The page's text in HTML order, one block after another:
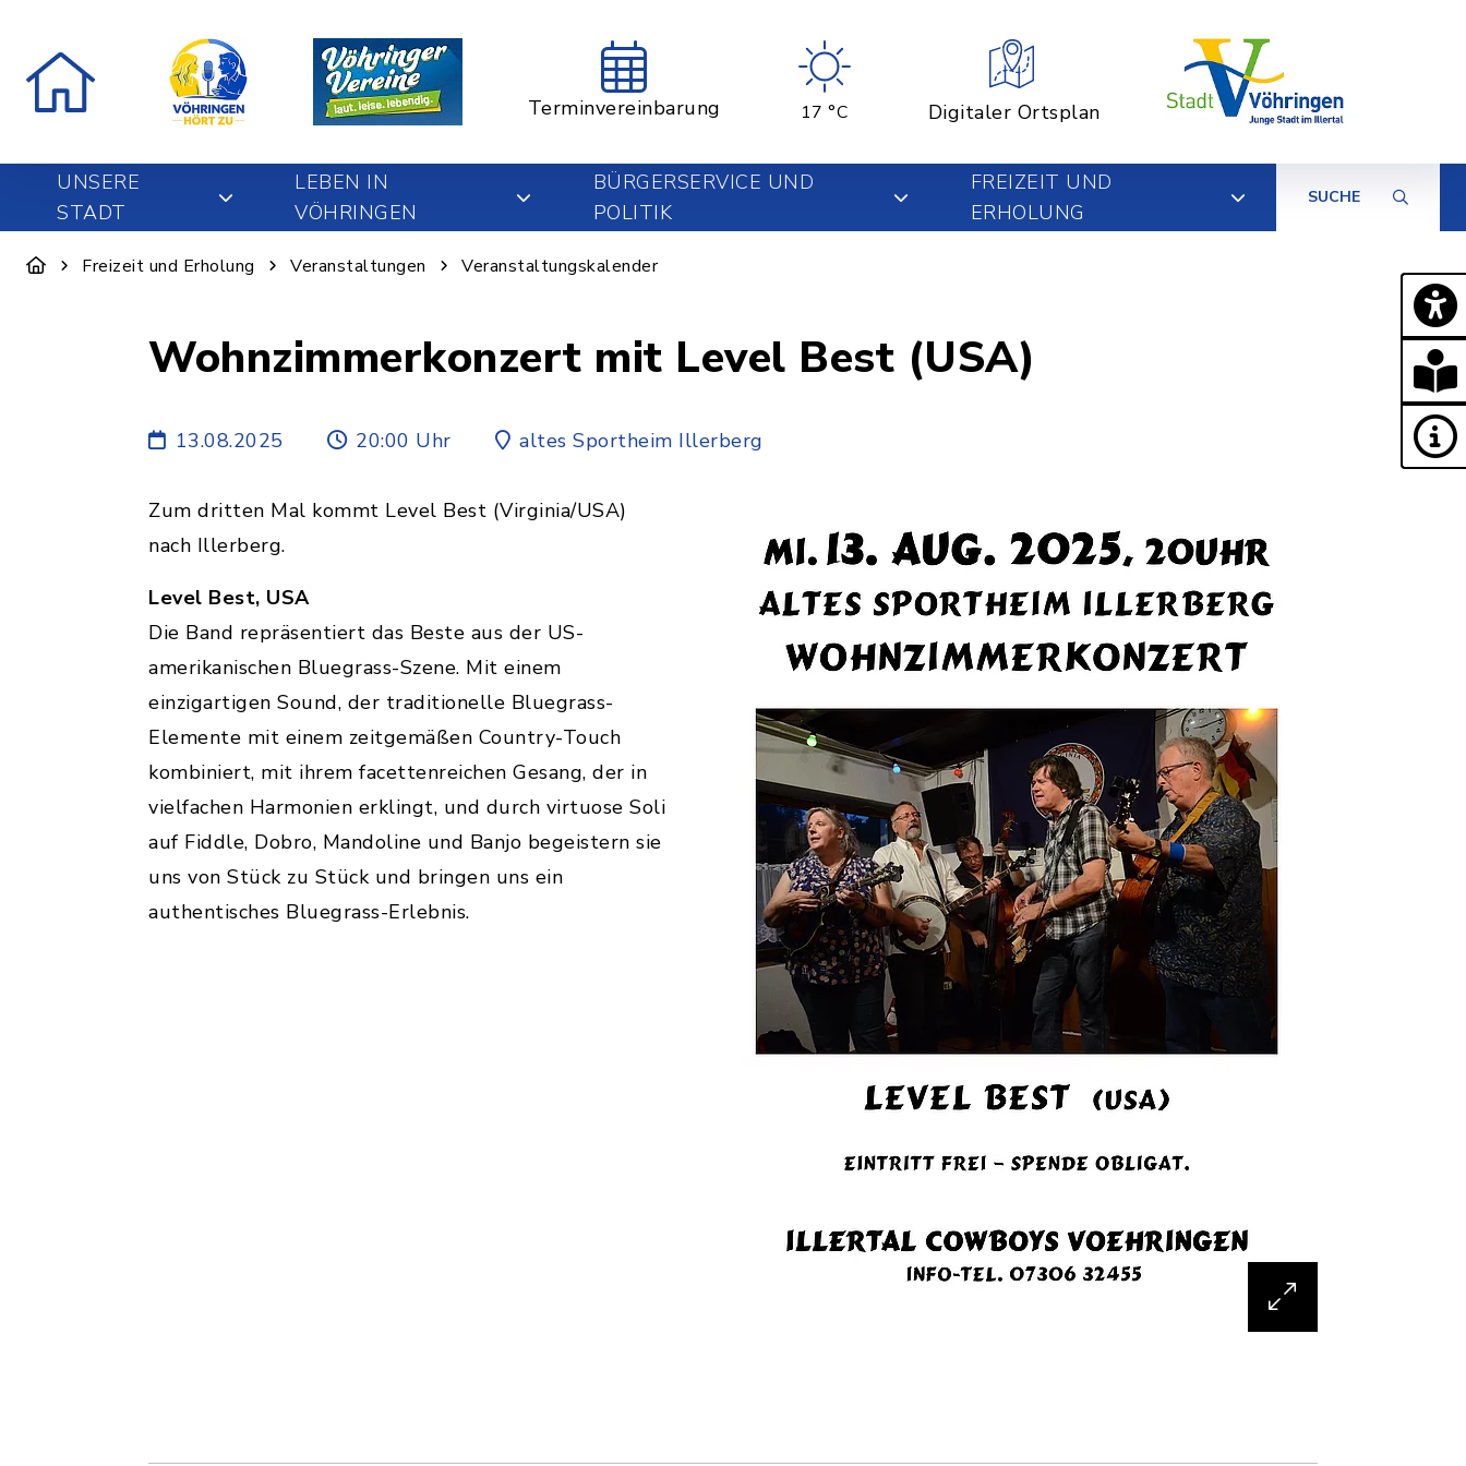
Terminvereinbarung 17 °C Digitaler Ortsplan
UNSERE
STADT
LEBEN IN
VÖHRINGEN
BÜRGERSERVICE UND
POLITIK
FREIZEIT UND
ERHOLUNG
SUCHE
Freizeit und Erholung Veranstaltungen Veranstaltungskalender
Wohnzimmerkonzert mit Level Best (USA)
13.08.2025 20:00 Uhr altes Sportheim Illerberg
Zum dritten Mal kommt Level Best (Virginia/USA)
nach Illerberg.
Level Best, USA
Die Band repräsentiert das Beste aus der US-
amerikanischen Bluegrass-Szene. Mit einem
einzigartigen Sound, der traditionelle Bluegrass-
Elemente mit einem zeitgemäßen Country-Touch
kombiniert, mit ihrem facettenreichen Gesang, der in
vielfachen Harmonien erklingt, und durch virtuose Soli
auf Fiddle, Dobro, Mandoline und Banjo begeistern sie
uns von Stück zu Stück und bringen uns ein
authentisches Bluegrass-Erlebnis.